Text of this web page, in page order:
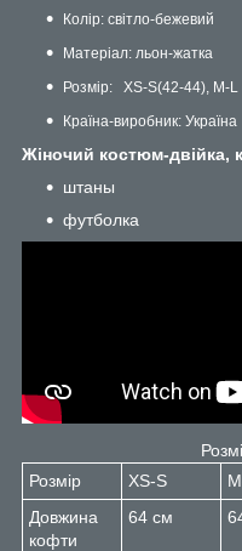
Колір: світло-бежевий
Матеріал: льон-жатка
Розмір: XS-S(42-44), M-L
Країна-виробник: Україна
Жіночий костюм-двійка,
штаны
футболка
Розмір
XS-S
Довжина
кофти
64 см